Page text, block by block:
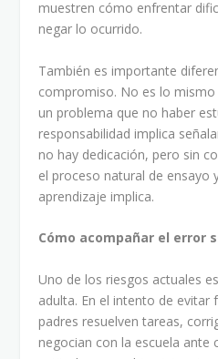
muestren cómo enfrentar
negar lo ocurrido.
También es importante
compromiso. No es lo
un problema que no haber
responsabilidad implica
no hay dedicación, pero sin
el proceso natural de ensayo
aprendizaje implica.
Cómo acompañar el error
Uno de los riesgos actuales
adulta. En el intento de evitar
padres resuelven tareas,
negocian con la escuela ante